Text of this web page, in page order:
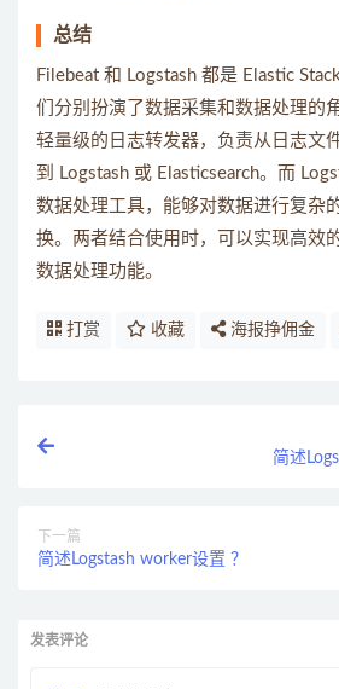
总结
Filebeat 和 Logstash 都是 Elastic
们分别扮演了数据采集和数据处理的
轻量级的日志转发器，负责从日志文
到 Logstash 或 Elasticsearch。而
数据处理工具，能够对数据进行复杂
换。两者结合使用时，可以实现高效
数据处理功能。
打赏 收藏 海报挣佣金
简述
下一篇
简述Logstash worker设置 ？
发表评论